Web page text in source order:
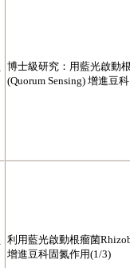
博士級研究：用藍光啟動
(Quorum Sensing) 增進豆
利用藍光啟動根瘤菌
增進豆科固氮作用(1/3)